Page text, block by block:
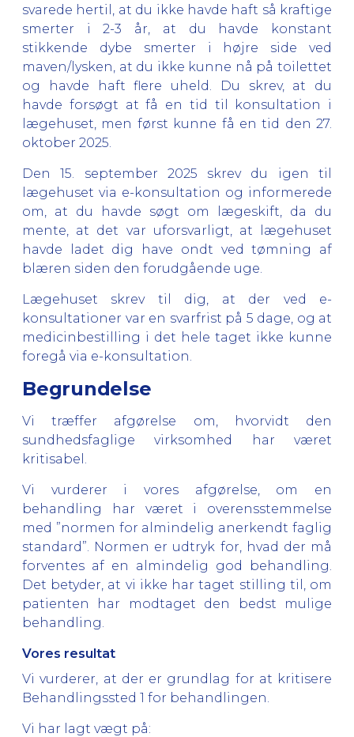
svarede hertil, at du ikke havde haft så kraftige
smerter i 2-3 år, at du havde konstant
stikkende dybe smerter i højre side ved
maven/lysken, at du ikke kunne nå på toilettet
og havde haft flere uheld. Du skrev, at du
havde forsøgt at få en tid til konsultation i
lægehuset, men først kunne få en tid den 27.
oktober 2025.
Den 15. september 2025 skrev du igen til
lægehuset via e-konsultation og informerede
om, at du havde søgt om lægeskift, da du
mente, at det var uforsvarligt, at lægehuset
havde ladet dig have ondt ved tømning af
blæren siden den forudgående uge.
Lægehuset skrev til dig, at der ved e-
konsultationer var en svarfrist på 5 dage, og at
medicinbestilling i det hele taget ikke kunne
foregå via e-konsultation.
Begrundelse
Vi træffer afgørelse om, hvorvidt den
sundhedsfaglige virksomhed har været
kritisabel.
Vi vurderer i vores afgørelse, om en
behandling har været i overensstemmelse
med ”normen for almindelig anerkendt faglig
standard”. Normen er udtryk for, hvad der må
forventes af en almindelig god behandling.
Det betyder, at vi ikke har taget stilling til, om
patienten har modtaget den bedst mulige
behandling.
Vores resultat
Vi vurderer, at der er grundlag for at kritisere
Behandlingssted 1 for behandlingen.
Vi har lagt vægt på: